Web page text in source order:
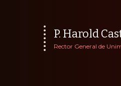
P. Harold
Rector General de